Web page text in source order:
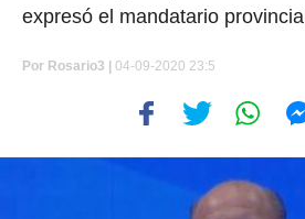
expresó el mandatario provincial
Por Rosario3 | 04-09-2020 23:5